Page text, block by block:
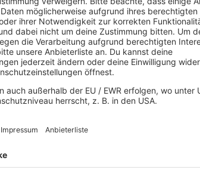
"Careless Whisper"
beim Videodreh das Material